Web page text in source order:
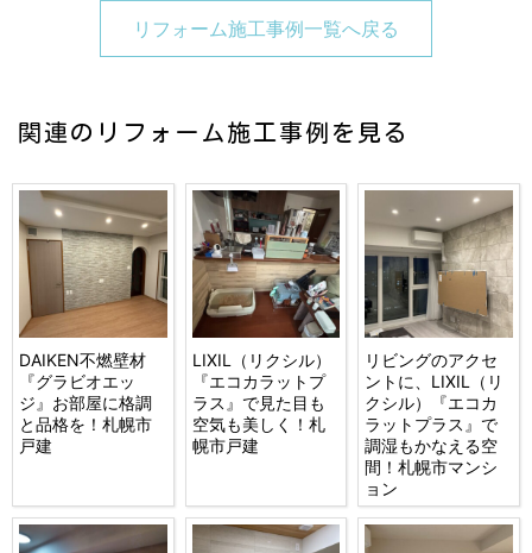
リフォーム施工事例一覧へ戻る
関連のリフォーム施工事例を見る
DAIKEN不燃壁材
『グラビオエッ
ジ』お部屋に格調
と品格を！札幌市
戸建
LIXIL（リクシル）
『エコカラットプ
ラス』で見た目も
空気も美しく！札
幌市戸建
リビングのアクセ
ントに、LIXIL（リ
クシル）『エコカ
ラットプラス』で
調湿もかなえる空
間！札幌市マンシ
ョン